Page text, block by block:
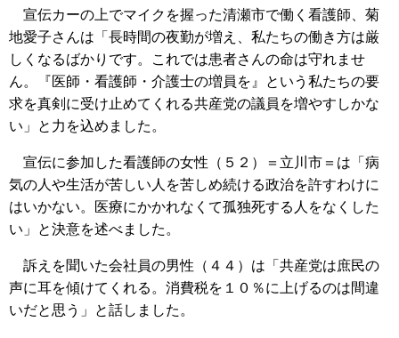
宣伝カーの上でマイクを握った清瀬市で働く看護師、菊
地愛子さんは「長時間の夜勤が増え、私たちの働き方は厳
しくなるばかりです。これでは患者さんの命は守れませ
ん。『医師・看護師・介護士の増員を』という私たちの要
求を真剣に受け止めてくれる共産党の議員を増やすしかな
い」と力を込めました。
宣伝に参加した看護師の女性（５２）＝立川市＝は「病
気の人や生活が苦しい人を苦しめ続ける政治を許すわけに
はいかない。医療にかかれなくて孤独死する人をなくした
い」と決意を述べました。
訴えを聞いた会社員の男性（４４）は「共産党は庶民の
声に耳を傾けてくれる。消費税を１０％に上げるのは間違
いだと思う」と話しました。